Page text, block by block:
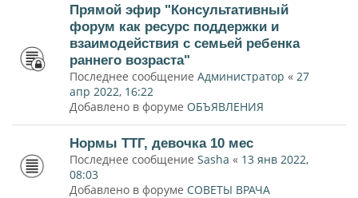
Прямой эфир "Консультативный
форум как ресурс поддержки и
взаимодействия с семьей ребенка
раннего возраста"
Последнее сообщение Администратор « 27
апр 2022, 16:22
Добавлено в форуме ОБЪЯВЛЕНИЯ
Нормы ТТГ, девочка 10 мес
Последнее сообщение Sasha « 13 янв 2022,
08:03
Добавлено в форуме СОВЕТЫ ВРАЧА